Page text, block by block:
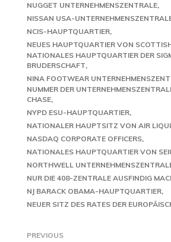
NUGGET UNTERNEHMENSZENTRALE
NISSAN USA-
NCIS-HAUPTQUARTIER
NEUES HAUPTQUARTIER VON
NATIONALES HAUPTQUARTIER DER
BRUDERSCHAFT
NINA FOOTWEAR
NUMMER DER
CHASE
NYPD ESU-HAUPTQUARTIER
NATIONALER HAUPTSITZ VON AIR
NASDAQ CORPORATE OFFICERS
NATIONALES HAUPTQUARTIER VON
NORTHWELL
NUR DIE 408-ZENTRALE AUSFINDIG
NJ BARACK OBAMA-HAUPTQUARTIER
NEUER SITZ DES RATES DER
PREVIOUS